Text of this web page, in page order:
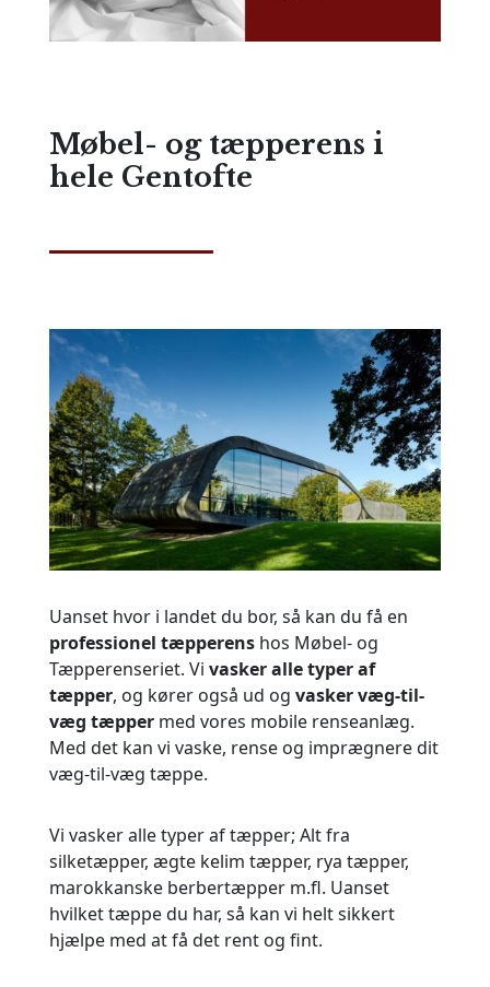
Møbel- og tæpperens i
hele Gentofte
Uanset hvor i landet du bor, så kan du få en
professionel tæpperenshos Møbel- og
Tæpperenseriet. Vi vasker alle typer af
tæpper, og kører også ud og vasker væg-til-
væg tæppermed vores mobile renseanlæg.
Med det kan vi vaske, rense og imprægnere dit
væg-til-væg tæppe.
Vi vasker alle typer af tæpper; Alt fra
silketæpper, ægte kelim tæpper, rya tæpper,
marokkanske berbertæpper m.fl. Uanset
hvilket tæppe du har, så kan vi helt sikkert
hjælpe med at få det rent og fint.